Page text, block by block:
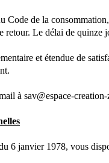
de la
retour. Le délai de
et étendue de
à sav@espace-
janvier 1978, vous